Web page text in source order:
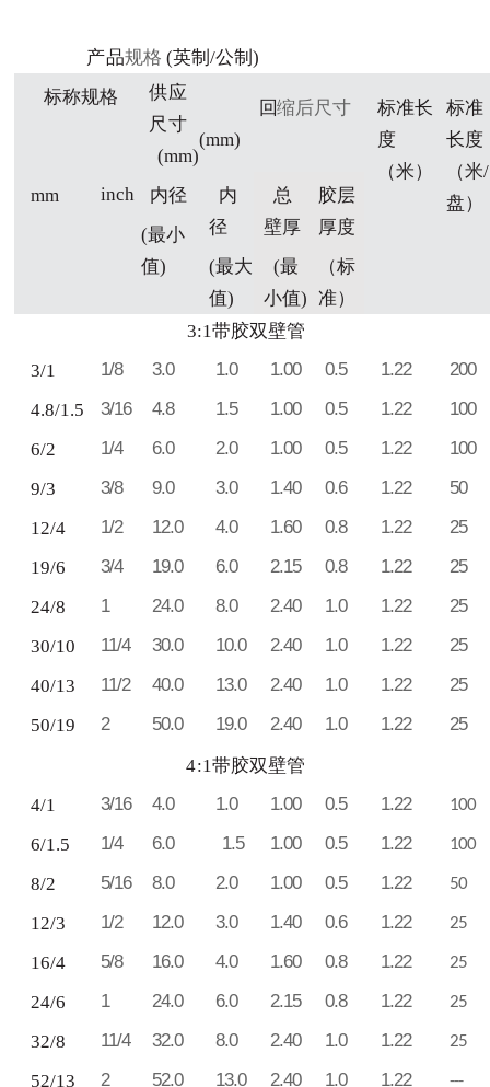
产品规格 (英制/公制)
标称规格 供应
尺寸
(mm)
回缩后尺寸
(mm)
标准长
度
（米）
标准
长度
（米/
盘）
mm inch
内径
(最小
值)
内
径
(最大
值)
总
壁厚
(最
小值)
胶层
厚度
（标
准）
3:1带胶双壁管
3/1
1/8 3.0 1.0 1.00 0.5 1.22
200
4.8/1.5
3/16 4.8 1.5 1.00 0.5 1.22
100
6/2
1/4 6.0 2.0 1.00 0.5 1.22
100
9/3
3/8 9.0 3.0 1.40 0.6 1.22
50
12/4
1/2 12.0 4.0 1.60 0.8 1.22
25
19/6
3/4 19.0 6.0 2.15 0.8 1.22
25
24/8
1 24.0 8.0 2.40 1.0 1.22
25
30/10
11/4 30.0 10.0 2.40 1.0 1.22
25
40/13
11/2 40.0 13.0 2.40 1.0 1.22
25
50/19
2 50.0 19.0 2.40 1.0 1.22
25
4:1带胶双壁管
4/1
3/16 4.0 1.0 1.00 0.5 1.22 100
6/1.5 1/4 6.0 1.5 1.00 0.5 1.22 100
8/2 5/16 8.0 2.0 1.00 0.5 1.22 50
12/3 1/2 12.0 3.0 1.40 0.6 1.22 25
16/4 5/8 16.0 4.0 1.60 0.8 1.22 25
24/6 1 24.0 6.0 2.15 0.8 1.22 25
32/8 11/4 32.0 8.0 2.40 1.0 1.22 25
52/13 2 52.0 13.0 2.40 1.0 1.22 ---